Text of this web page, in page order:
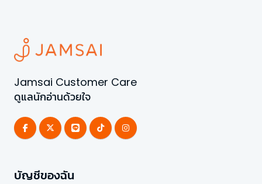
Jamsai Customer Care
ดูแลนักอ่านด้วยใจ
บัญชีของฉัน